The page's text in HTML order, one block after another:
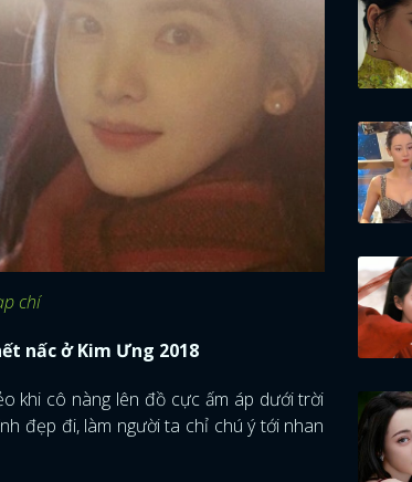
chí
nấc ở Kim Ưng 2018
khi cô nàng lên đồ cực ấm áp dưới trời
đẹp đi, làm người ta chỉ chú ý tới nhan